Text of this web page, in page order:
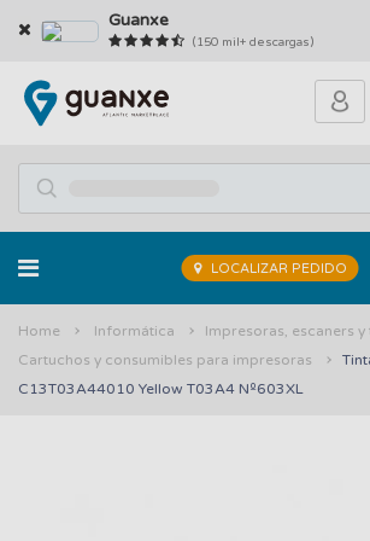
Guanxe
(150 mil+ descargas)
LOCALIZAR PEDIDO
Home Informática
Impresoras, escaners y
Cartuchos y consumibles para impresoras
C13T03A44010 Yellow T03A4 Nº603XL